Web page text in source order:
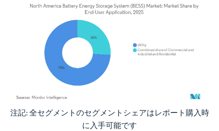
画像 © Mordor Intelligence。再利用にはCC BY 4.0の表示が必要です。
注記: 全セグメントのセグメントシェアはレポート購入時
に入手可能です